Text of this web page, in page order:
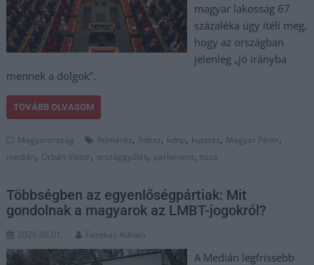
magyar lakosság 67
százaléka úgy ítéli meg,
hogy az országban
jelenleg „jó irányba
mennek a dolgok”.
TOVÁBB OLVASOM
Magyarország felmérés, fidesz, kdnp, kutatás, Magyar Péter,
medián, Orbán Viktor, országgyűlés, parlament, tisza
Többségben az egyenlőségpártiak: Mit
gondolnak a magyarok az LMBT-jogokról?
2026.06.01. Fazekas Adrián
A Medián legfrissebb